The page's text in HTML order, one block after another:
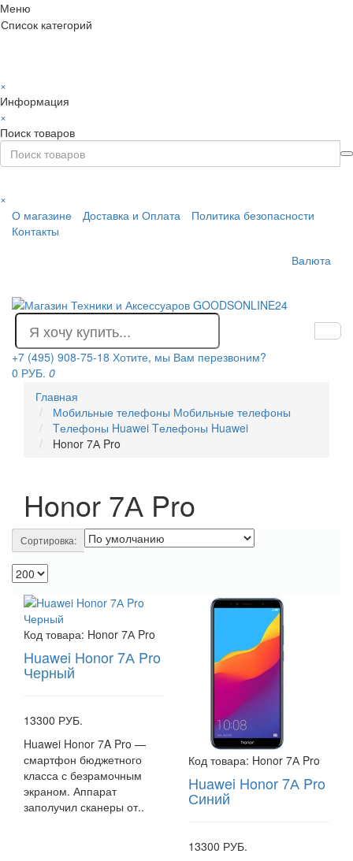
Меню
Список категорий
×
Информация
×
Поиск товаров
×
О магазине
Доставка и Оплата
Политика безопасности
Контакты
Валюта
+7 (495) 908-75-18 Хотите, мы Вам перезвоним?
0 РУБ. 0
Главная
Мобильные телефоны Мобильные телефоны
Tелефоны Huawei Tелефоны Huawei
Honor 7А Pro
Honor 7А Pro
Сортировка:
Код товара: Honor 7А Pro
Huawei Honor 7А Pro
Черный
13300 РУБ.
Huawei Honor 7A Pro —
смартфон бюджетного
класса с безрамочным
экраном. Аппарат
заполучил сканеры от..
Код товара: Honor 7А Pro
Huawei Honor 7А Pro
Синий
13300 РУБ.